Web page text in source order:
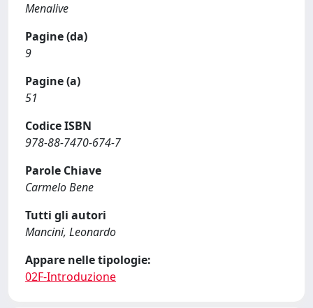
Menalive
Pagine (da)
9
Pagine (a)
51
Codice ISBN
978-88-7470-674-7
Parole Chiave
Carmelo Bene
Tutti gli autori
Mancini, Leonardo
Appare nelle tipologie:
02F-Introduzione